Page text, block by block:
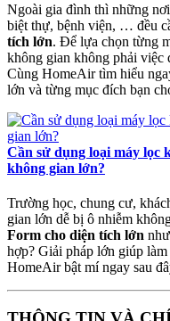
Ngoài gia đình thì những
biệt thự, bệnh viện, … đều
tích lớn. Để lựa chọn từng
không gian không phải việc
Cùng HomeAir tìm hiểu
lớn và từng mục đích bạn
Cần sử dụng loại máy lọc
không gian lớn?
Trường học, chung cư,
gian lớn dễ bị ô nhiễm
Form cho diện tích lớn
hợp? Giải pháp lớn giúp
HomeAir bật mí ngay sau